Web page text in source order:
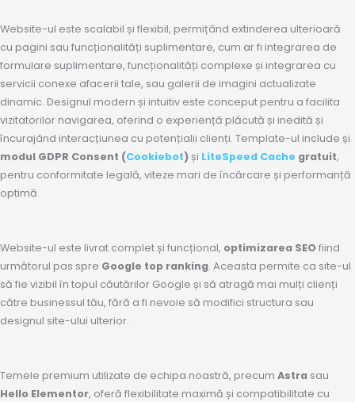
Website-ul este scalabil și flexibil, permițând extinderea ulterioară
cu pagini sau funcționalități suplimentare, cum ar fi integrarea de
formulare suplimentare, funcționalități complexe și integrarea cu
servicii conexe afacerii tale, sau galerii de imagini actualizate
dinamic. Designul modern și intuitiv este conceput pentru a facilita
vizitatorilor navigarea, oferind o experiență plăcută și inedită și
încurajând interacțiunea cu potențialii clienți. Template-ul include și
modul GDPR Consent (Cookiebot) și LiteSpeed Cache gratuit,
pentru conformitate legală, viteze mari de încărcare și performanță
optimă.
Website-ul este livrat complet și funcțional, optimizarea SEO fiind
următorul pas spre Google top ranking. Aceasta permite ca site-ul
să fie vizibil în topul căutărilor Google și să atragă mai mulți clienți
către businessul tău, fără a fi nevoie să modifici structura sau
designul site-ului ulterior.
Temele premium utilizate de echipa noastră, precum Astra sau
Hello Elementor, oferă flexibilitate maximă și compatibilitate cu